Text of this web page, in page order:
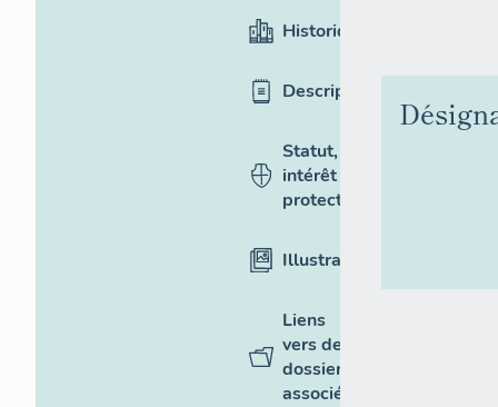
Historique
Description
Statut,
intérêt et
protection
Illustrations
Liens
vers des
dossiers
associés